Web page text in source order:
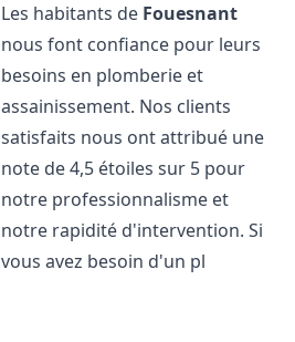
Les habitants de Fouesnant
nous font confiance pour leurs
besoins en plomberie et
assainissement. Nos clients
satisfaits nous ont attribué une
note de 4,5 étoiles sur 5 pour
notre professionnalisme et
notre rapidité d'intervention. Si
vous avez besoin d'un pl